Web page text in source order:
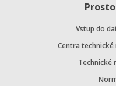
Vstup do
Centra
Technické